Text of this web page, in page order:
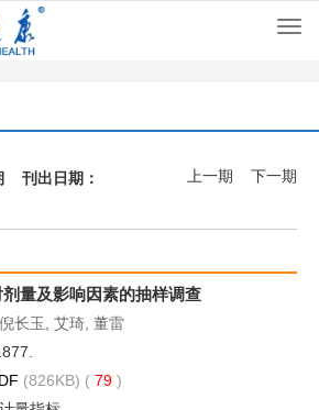
刊出日期：
上一期 下一期
量及影响因素的抽样调查
长玉, 艾琦, 董雷
(826KB) ( 79 )